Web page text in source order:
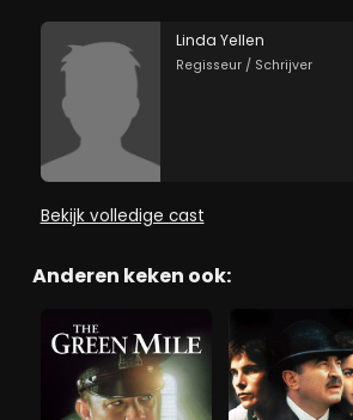
Linda Yellen
Regisseur / Schrijver
Bekijk volledige cast
Anderen keken ook: